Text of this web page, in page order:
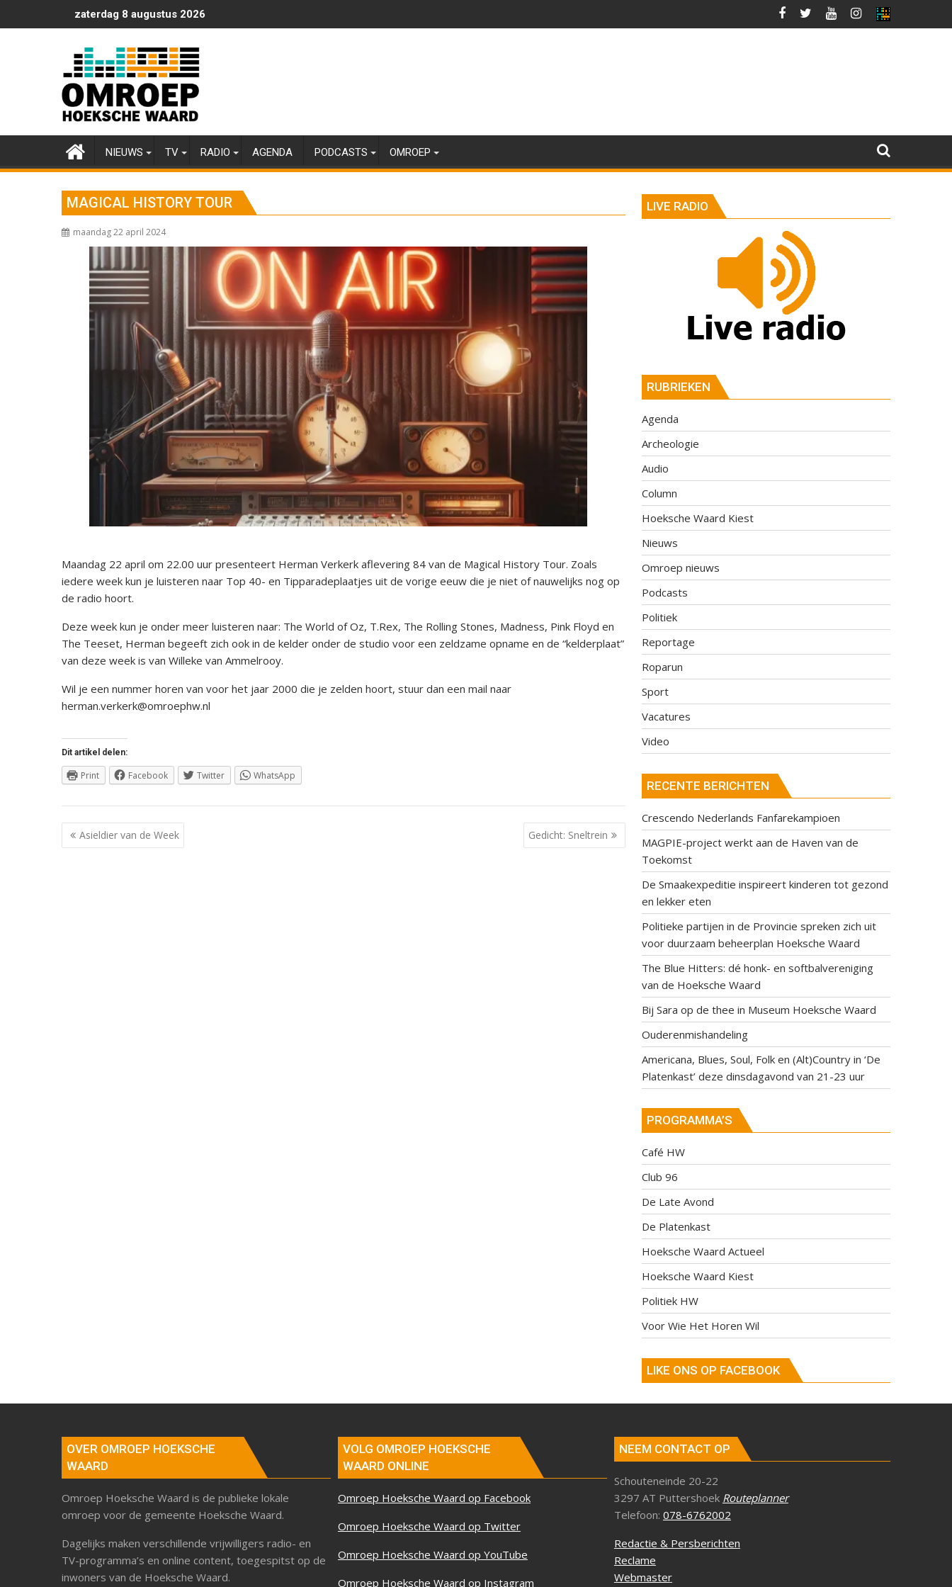
naar
zaterdag 8 augustus 2026
NIEUWS TV RADIO AGENDA PODCASTS OMROEP
MAGICAL HISTORY TOUR
maandag 22 april 2024
Maandag 22 april om 22.00 uur presenteert Herman Verkerk aflevering 84 van de Magical History Tour. Zoals
iedere week kun je luisteren naar Top 40- en Tipparadeplaatjes uit de vorige eeuw die je niet of nauwelijks nog op
de radio hoort.
Deze week kun je onder meer luisteren naar: The World of Oz, T.Rex, The Rolling Stones, Madness, Pink Floyd en
The Teeset, Herman begeeft zich ook in de kelder onder de studio voor een zeldzame opname en de “kelderplaat”
van deze week is van Willeke van Ammelrooy.
Wil je een nummer horen van voor het jaar 2000 die je zelden hoort, stuur dan een mail naar
herman.verkerk@omroephw.nl
Dit artikel delen:
Print Facebook Twitter WhatsApp
Berichtnavigatie
Asieldier van de Week Gedicht: Sneltrein
LIVE RADIO
RUBRIEKEN
Agenda
Archeologie
Audio
Column
Hoeksche Waard Kiest
Nieuws
Omroep nieuws
Podcasts
Politiek
Reportage
Roparun
Sport
Vacatures
Video
RECENTE BERICHTEN
Crescendo Nederlands Fanfarekampioen
MAGPIE-project werkt aan de Haven van de
Toekomst
De Smaakexpeditie inspireert kinderen tot gezond
en lekker eten
Politieke partijen in de Provincie spreken zich uit
voor duurzaam beheerplan Hoeksche Waard
The Blue Hitters: dé honk- en softbalvereniging
van de Hoeksche Waard
Bij Sara op de thee in Museum Hoeksche Waard
Ouderenmishandeling
Americana, Blues, Soul, Folk en (Alt)Country in ‘De
Platenkast’ deze dinsdagavond van 21-23 uur
PROGRAMMA’S
Café HW
Club 96
De Late Avond
De Platenkast
Hoeksche Waard Actueel
Hoeksche Waard Kiest
Politiek HW
Voor Wie Het Horen Wil
LIKE ONS OP FACEBOOK
OVER OMROEP HOEKSCHE
WAARD
Omroep Hoeksche Waard is de publieke lokale
omroep voor de gemeente Hoeksche Waard.
Dagelijks maken verschillende vrijwilligers radio- en
TV-programma’s en online content, toegespitst op de
inwoners van de Hoeksche Waard.
VOLG OMROEP HOEKSCHE
WAARD ONLINE
Omroep Hoeksche Waard op Facebook
Omroep Hoeksche Waard op Twitter
Omroep Hoeksche Waard op YouTube
Omroep Hoeksche Waard op Instagram
NEEM CONTACT OP
Schouteneinde 20-22
3297 AT Puttershoek Routeplanner
Telefoon: 078-6762002
Redactie & Persberichten
Reclame
Webmaster